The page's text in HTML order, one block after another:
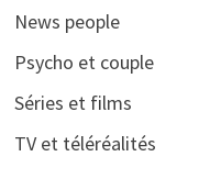
News people
Psycho et couple
Séries et films
TV et téléréalités